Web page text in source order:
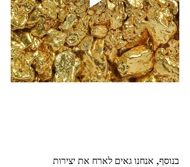
בנוסף, אנחנו גאים לארח את יצירות